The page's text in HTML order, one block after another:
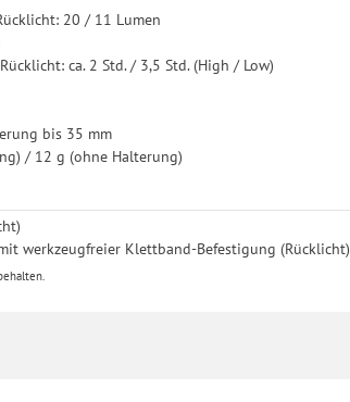
20 / 11 Lumen
ca. 2 Std. / 3,5 Std. (High / Low)
bis 35 mm
/ 12 g (ohne Halterung)
werkzeugfreier Klettband-Befestigung (Rücklicht)